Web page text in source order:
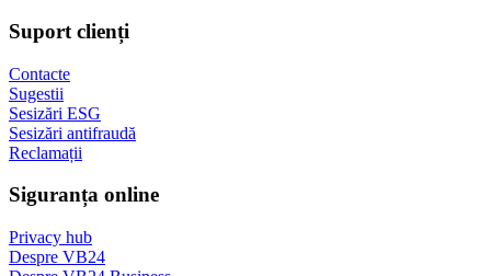
Suport clienți
Contacte
Sugestii
Sesizări ESG
Sesizări antifraudă
Reclamații
Siguranța online
Privacy hub
Despre VB24